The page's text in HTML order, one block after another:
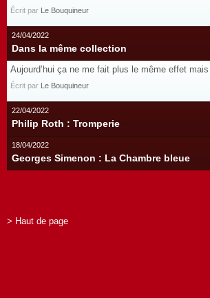
Écrit par Le Bouquineur
24/04/2022
Dans la même collection
Aujourd’hui ça ne me fait plus le même effet
Écrit par Le Bouquineur
22/04/2022
Philip Roth : Tromperie
18/04/2022
Georges Simenon : La Chambre bleue
> Haut de page